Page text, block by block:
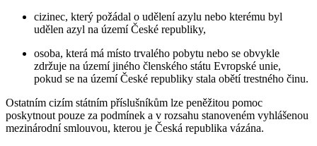
cizinec, který požádal o udělení azylu nebo kterému byl
udělen azyl na území České republiky,
osoba, která má místo trvalého pobytu nebo se obvykle
zdržuje na území jiného členského státu Evropské unie,
pokud se na území České republiky stala obětí trestného činu.
Ostatním cizím státním příslušníkům lze peněžitou pomoc
poskytnout pouze za podmínek a v rozsahu stanoveném vyhlášenou
mezinárodní smlouvou, kterou je Česká republika vázána.